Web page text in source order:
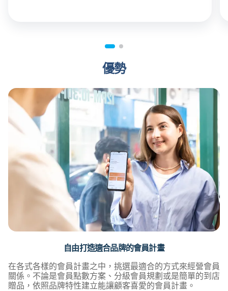
優勢
自由打造適合品牌的會員計畫
在各式各樣的會員計畫之中，挑選最適合的方式來經營會員
關係。不論是會員點數方案、分級會員規劃或是簡單的到店
贈品，依照品牌特性建立能讓顧客喜愛的會員計畫。